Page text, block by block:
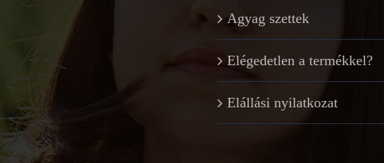
Agyag szettek
Elégedetlen a termékkel?
Elállási nyilatkozat